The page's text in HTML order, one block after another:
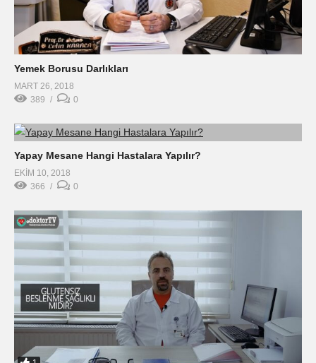
Yemek Borusu Darlıkları
MART 26, 2018
389
0
Yapay Mesane Hangi Hastalara Yapılır?
EKIM 10, 2018
366
0